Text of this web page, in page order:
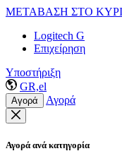
ΜΕΤΑΒΑΣΗ ΣΤΟ
Logitech G
Επιχείρηση
Υποστήριξη
GR,el
Αγορά Αγορά
Αγορά ανά κατηγορία